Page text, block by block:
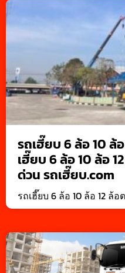
รถเฮี๊ยบ 6 ล้อ 10 ล้
เฮี๊ยบ 6 ล้อ 10 ล้อ
ด่วน รถเฮี๊ยบ.com
รถเฮี๊ยบ 6 ล้อ 10 ล้อ 12 ล้อ